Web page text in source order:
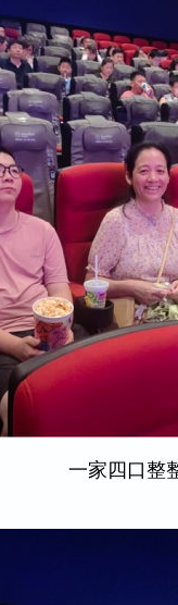
一家四口整